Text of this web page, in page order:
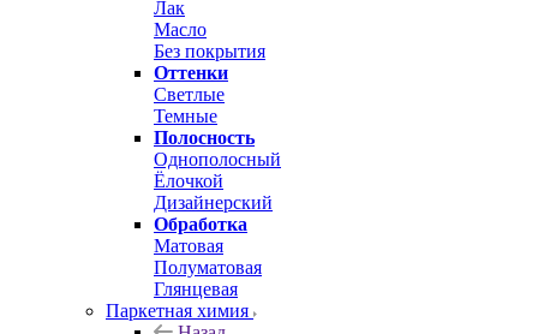
Лак
Масло
Без покрытия
Оттенки
Светлые
Темные
Полосность
Однополосный
Ёлочкой
Дизайнерский
Обработка
Матовая
Полуматовая
Глянцевая
Паркетная химия